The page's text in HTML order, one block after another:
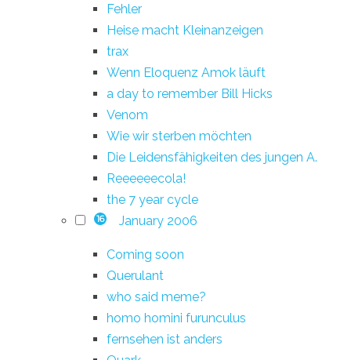
Fehler
Heise macht Kleinanzeigen
trax
Wenn Eloquenz Amok läuft
a day to remember Bill Hicks
Venom
Wie wir sterben möchten
Die Leidensfähigkeiten des jungen A.
Reeeeeecola!
the 7 year cycle
16 January 2006
Coming soon
Querulant
who said meme?
homo homini furunculus
fernsehen ist anders